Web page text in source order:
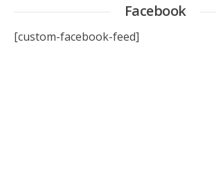
Facebook
[custom-facebook-feed]